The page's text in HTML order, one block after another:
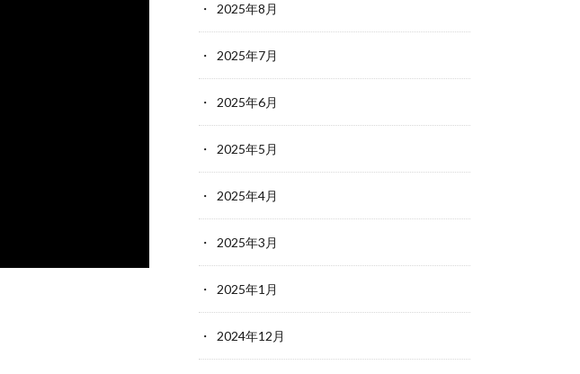
2025年8月
2025年7月
2025年6月
2025年5月
2025年4月
2025年3月
2025年1月
2024年12月